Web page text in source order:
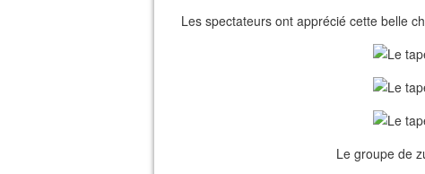
Les spectateurs ont apprécié cette belle
Le groupe de